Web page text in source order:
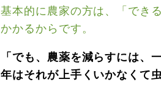
基本的に農家の方は、「でき
かかるからです。
「でも、農薬を減らすには
年はそれが上手くいかなくて